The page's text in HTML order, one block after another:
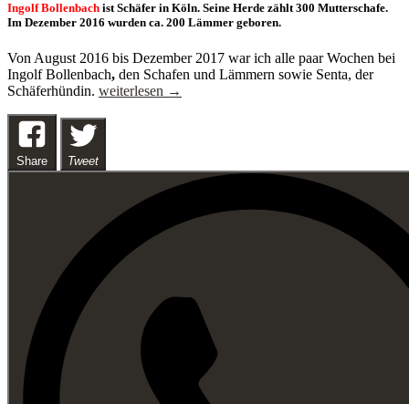
Ingolf Bollenbach ist Schäfer in Köln. Seine Herde zählt 300 Mutterschafe.
Im Dezember 2016 wurden ca. 200 Lämmer geboren.
Von August 2016 bis Dezember 2017 war ich alle paar Wochen bei
Ingolf Bollenbach, den Schafen und Lämmern sowie Senta, der
Schäferhündin. Ingolf
…
letzte
Schäfer
weiterlesen →
Share Tweet